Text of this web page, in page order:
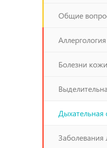
Общие
Болезни кожи
Дыхательная